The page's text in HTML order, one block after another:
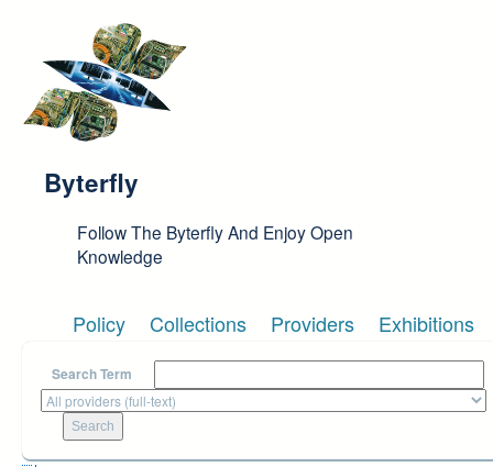
Byterfly
Follow The Byterfly And Enjoy Open
Knowledge
Policy Collections Providers Exhibitions
Search Term